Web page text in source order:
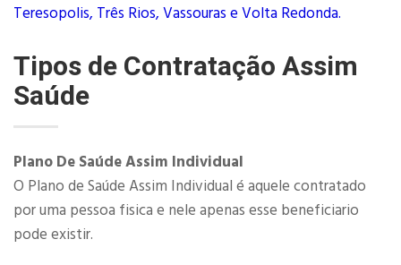
Teresopolis, Três Rios, Vassouras e Volta Redonda.
Tipos de Contratação Assim
Saúde
Plano De Saúde Assim Individual
O Plano de Saúde Assim Individual é aquele contratado
por uma pessoa fisica e nele apenas esse beneficiario
pode existir.